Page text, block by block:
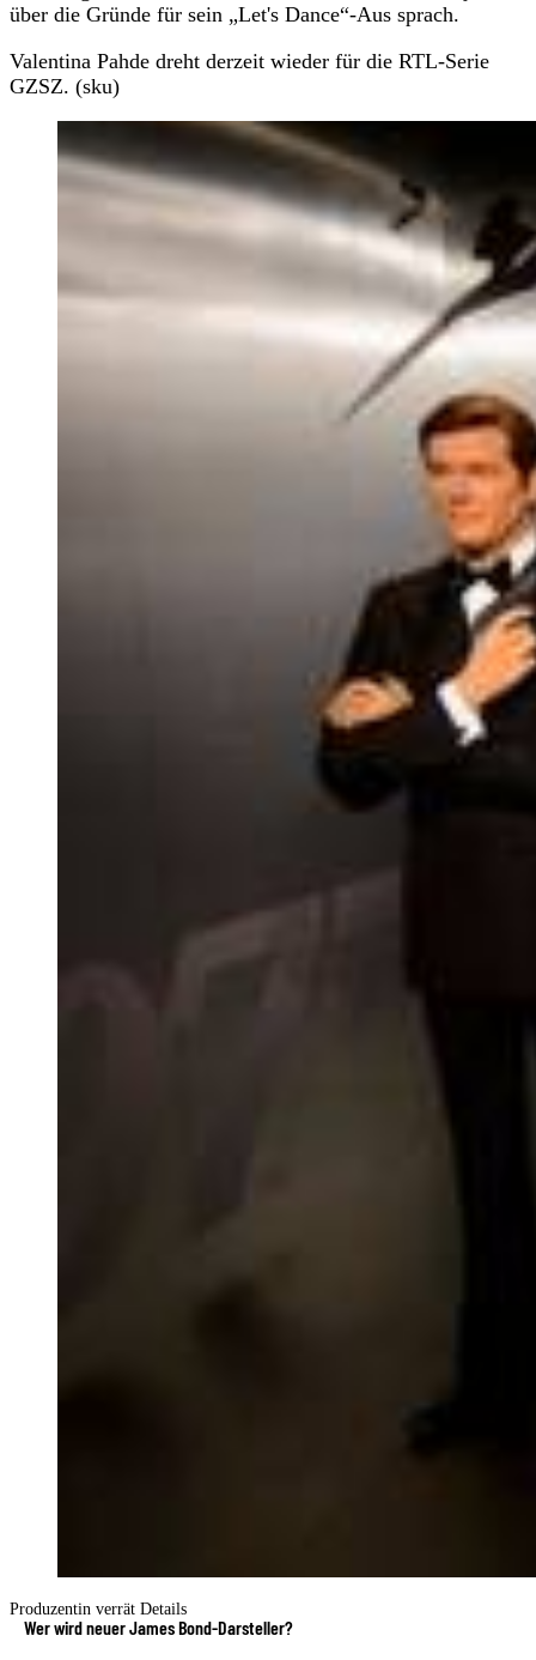
über die Gründe für sein „Let's Dance“-Aus sprach.
Valentina Pahde dreht derzeit wieder für die RTL-Serie
GZSZ. (sku)
Produzentin verrät Details
Wer wird neuer James Bond-Darsteller?